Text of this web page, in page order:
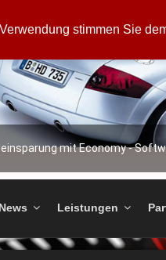
mit Economy -
News Leistungen
stimmen Sie